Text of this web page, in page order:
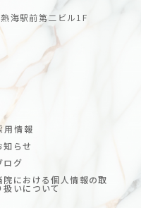
海駅前第二ビル1F
用情報
知らせ
ログ
院における個人情報の取
扱いについて